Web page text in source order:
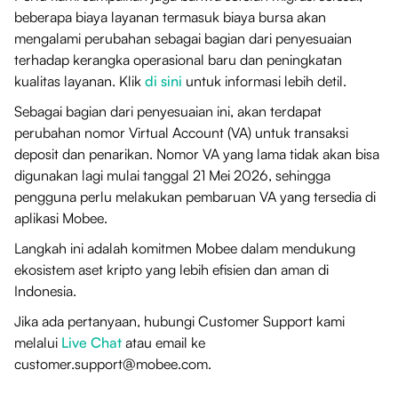
beberapa biaya layanan termasuk biaya bursa akan
mengalami perubahan sebagai bagian dari penyesuaian
terhadap kerangka operasional baru dan peningkatan
kualitas layanan. Klik di sini untuk informasi lebih detil.
Sebagai bagian dari penyesuaian ini, akan terdapat
perubahan nomor Virtual Account (VA) untuk transaksi
deposit dan penarikan. Nomor VA yang lama tidak akan bisa
digunakan lagi mulai tanggal 21 Mei 2026, sehingga
pengguna perlu melakukan pembaruan VA yang tersedia di
aplikasi Mobee.
Langkah ini adalah komitmen Mobee dalam mendukung
ekosistem aset kripto yang lebih efisien dan aman di
Indonesia.
Jika ada pertanyaan, hubungi Customer Support kami
melalui Live Chat atau email ke
customer.support@mobee.com.